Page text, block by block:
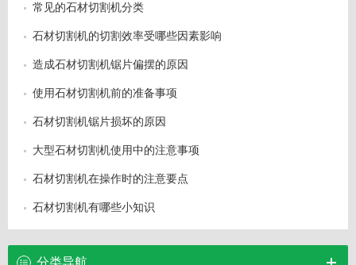
常见的石材切割机分类
石材切割机的切割效率受哪些因素影响
造成石材切割机锯片偏摆的原因
使用石材切割机前的准备事项
石材切割机锯片损坏的原因
大型石材切割机使用中的注意事项
石材切割机在操作时的注意要点
石材切割机有哪些小知识
分类导航